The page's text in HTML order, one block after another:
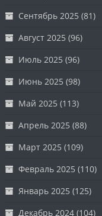
Сентябрь 2025 (81)
Август 2025 (96)
Июль 2025 (96)
Июнь 2025 (98)
Май 2025 (113)
Апрель 2025 (88)
Март 2025 (109)
Февраль 2025 (110)
Январь 2025 (125)
Декабрь 2024 (104)